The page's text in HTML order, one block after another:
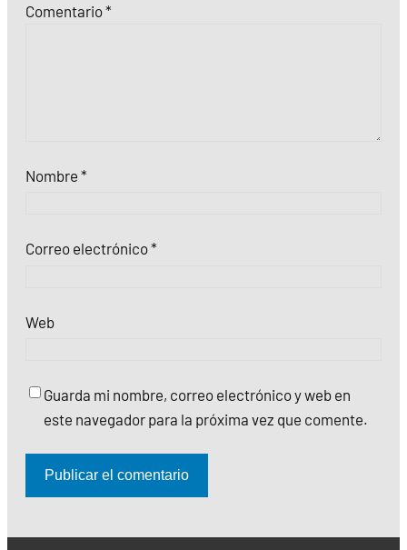
Comentario*
Nombre *
Correo electrónico*
Web
Guarda mi nombre, correo electrónico y web en
este navegador para la próxima vez que comente.